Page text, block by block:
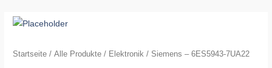
Startseite /Alle Produkte / Elektronik / Siemens – 6ES5943-7UA22
Siemens
6ES5943-